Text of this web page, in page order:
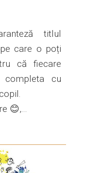
titlul
care o poți
că fiecare
cu
😊,...